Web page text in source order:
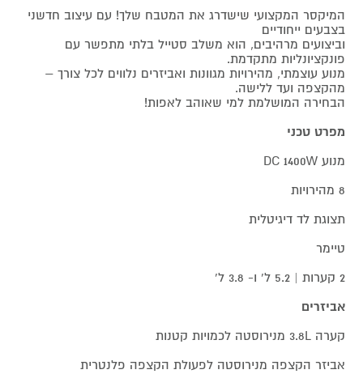
המיקסר המקצועי שישדרג את המטבח שלך! עם עיצוב חדשני
בצבעים ייחודיים
וביצועים מרהיבים, הוא משלב סטייל בלתי מתפשר עם
פונקציונליות מתקדמת.
מנוע עוצמתי, מהירויות מגוונות ואביזרים נלווים לכל צורך –
מהקצפה ועד ללישה.
הבחירה המושלמת למי שאוהב לאפות!
מפרט טכני
מנוע DC 1400W
8 מהירויות
תצוגת לד דיגיטלית
טיימר
2 קערות | 5.2 ל‘ ו- 3.8 ל‘
אביזרים
קערה 3.8L מנירוסטה לכמויות קטנות
אביזר הקצפה מנירוסטה לפעולת הקצפה פלנטרית